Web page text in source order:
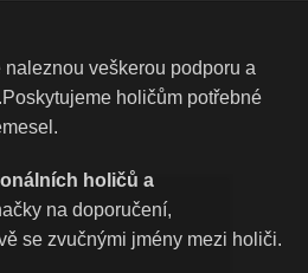
naleznou veškerou podporu a
holičům potřebné
holičů a
na doporučení,
se zvučnými jmény mezi holiči.